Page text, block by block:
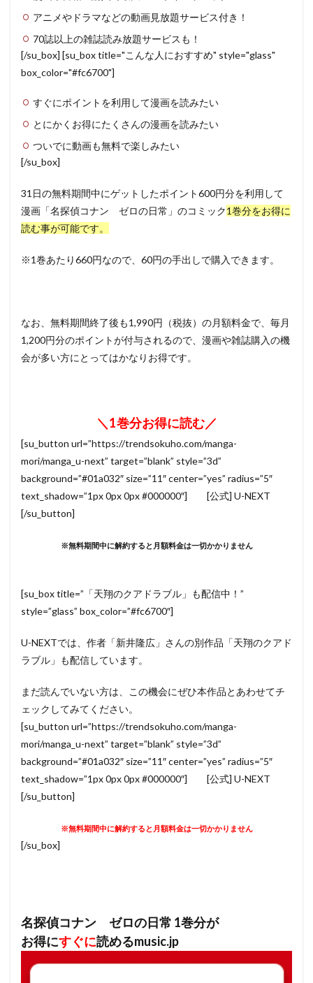
アニメやドラマなどの動画見放題サービス付き！
70誌以上の雑誌読み放題サービスも！
[/su_box] [su_box title="こんな人におすすめ" style="glass"
box_color="#fc6700"]
すぐにポイントを利用して漫画を読みたい
とにかくお得にたくさんの漫画を読みたい
ついでに動画も無料で楽しみたい
[/su_box]
31日の無料期間中にゲットしたポイント600円分を利用して
漫画「名探偵コナン ゼロの日常」のコミック1巻分をお得に
読む事が可能です。
※1巻あたり660円なので、60円の手出しで購入できます。
なお、無料期間終了後も1,990円（税抜）の月額料金で、毎月
1,200円分のポイントが付与されるので、漫画や雑誌購入の機
会が多い方にとってはかなりお得です。
＼1巻分お得に読む／
[su_button url=”https://trendsokuho.com/manga-
mori/manga_u-next” target=”blank” style=”3d”
background=”#01a032″ size=”11″ center=”yes” radius=”5″
text_shadow=”1px 0px 0px #000000″] [公式] U-NEXT
[/su_button]
※無料期間中に解約すると月額料金は一切かかりません
[su_box title=”「天翔のクアドラブル」も配信中！”
style=”glass” box_color=”#fc6700″]
U-NEXTでは、作者「新井隆広」さんの別作品「天翔のクアド
ラブル」も配信しています。
まだ読んでいない方は、この機会にぜひ本作品とあわせてチ
ェックしてみてください。
[su_button url=”https://trendsokuho.com/manga-
mori/manga_u-next” target=”blank” style=”3d”
background=”#01a032″ size=”11″ center=”yes” radius=”5″
text_shadow=”1px 0px 0px #000000″] [公式] U-NEXT
[/su_button]
※無料期間中に解約すると月額料金は一切かかりません
[/su_box]
名探偵コナン ゼロの日常 1巻分が
お得にすぐに読めるmusic.jp